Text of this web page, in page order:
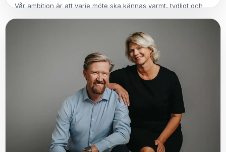
Vår ambition är att varje möte ska kännas varmt, tydligt och